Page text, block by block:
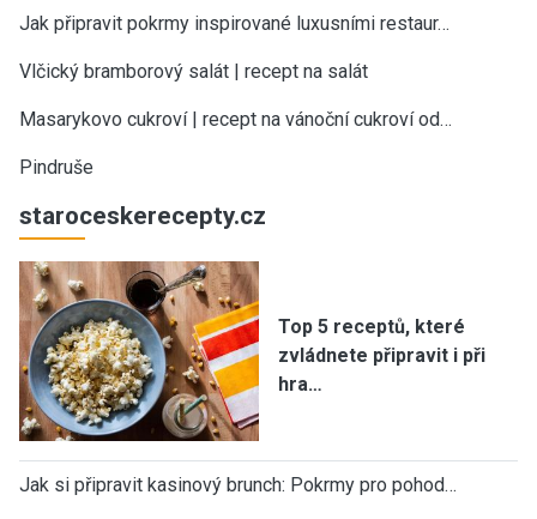
Jak připravit pokrmy inspirované luxusními restaur…
Vlčický bramborový salát | recept na salát
Masarykovo cukroví | recept na vánoční cukroví od…
Pindruše
staroceskerecepty.cz
Top 5 receptů, které
zvládnete připravit i při
hra…
Jak si připravit kasinový brunch: Pokrmy pro pohod…